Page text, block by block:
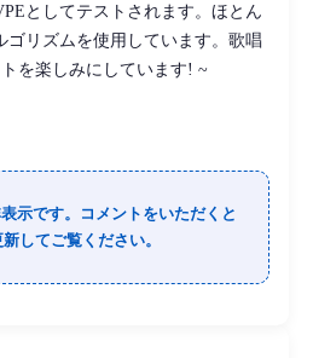
としてテストされます。ほとん
ゴリズムを使用しています。歌唱
を楽しみにしています! ~
示です。コメントをいただくと
してご覧ください。